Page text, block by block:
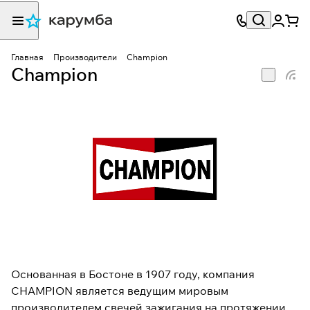
Главная Производители Champion
Champion
Основанная в Бостоне в 1907 году, компания
CHAMPION является ведущим мировым
производителем свечей зажигания на протяжении